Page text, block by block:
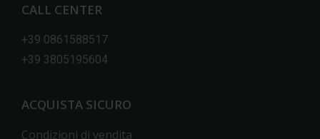
CALL CENTER
+39 0861588517
+39 3805195604
ACQUISTA SICURO
Condizioni di vendita